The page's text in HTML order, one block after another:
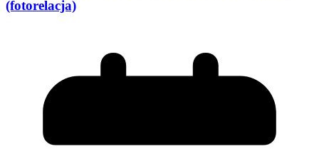
(fotorelacja)